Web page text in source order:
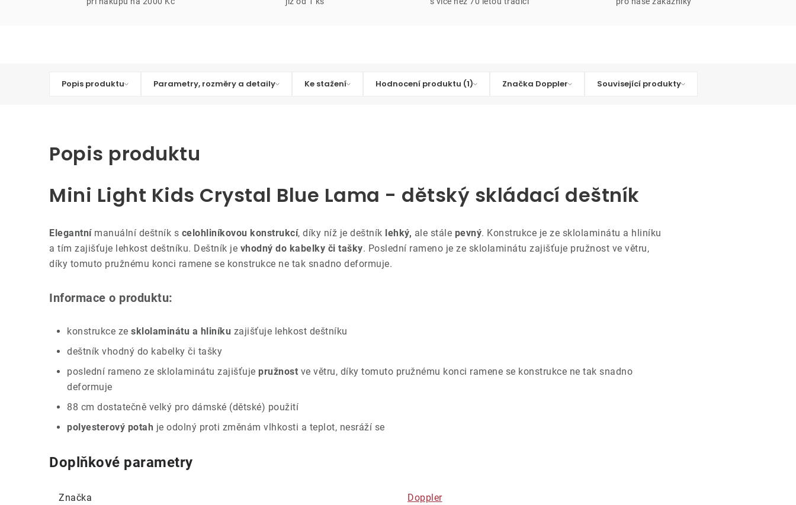
Popis produktu Parametry, rozměry a detaily Ke stažení Hodnocení produktu (1) Značka Doppler Související produkty
Popis produktu
Mini Light Kids Crystal Blue Lama - dětský skládací deštník
Elegantnímanuální deštník s celohliníkovou konstrukcí, díky níž je deštník lehký, ale stále pevný. Konstrukce je ze sklolaminátu a hliníku
a tím zajišťuje lehkost deštníku. Deštník je vhodný do kabelky či tašky. Poslední rameno je ze sklolaminátu zajišťuje pružnost ve větru,
díky tomuto pružnému konci ramene se konstrukce ne tak snadno deformuje.
Informace o produktu:
konstrukce ze sklolaminátu a hliníku zajišťuje lehkost deštníku
deštník vhodný do kabelky či tašky
poslední rameno ze sklolaminátu zajišťuje pružnost ve větru, díky tomuto pružnému konci ramene se konstrukce ne tak snadno
deformuje
88 cm dostatečně velký pro dámské (dětské) použití
polyesterový potah je odolný proti změnám vlhkosti a teplot, nesráží se
Doplňkové parametry
Značka Doppler